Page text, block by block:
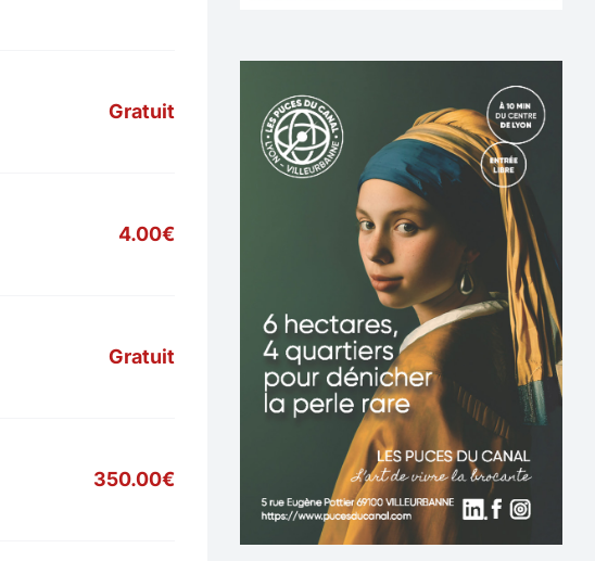
Gratuit
4.00€
Gratuit
350.00€